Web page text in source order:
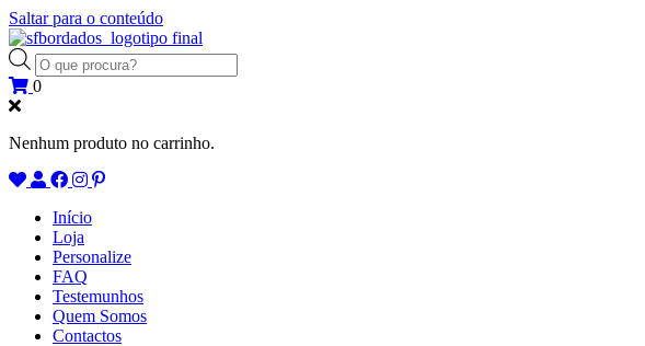
Saltar para o conteúdo
Products
search
0
Nenhum produto no carrinho.
Início
Loja
Personalize
FAQ
Testemunhos
Quem Somos
Contactos